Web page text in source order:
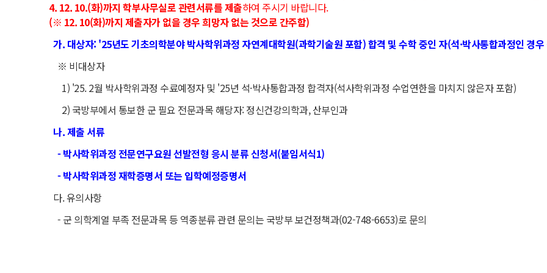
4. 12. 10.(화)까지 학부사무실로 관련서류를 제출하여 주시기 바랍니다.
(※ 12. 10(화)까지 제출자가 없을 경우 희망자 없는 것으로 간주함)
가. 대상자: '25년도 기초의학분야 박사학위과정 자연계대학원(과학기술원 포함) 합격 및 수학 중인 자(석·박사통합과정인 경
※ 비대상자
1) '25. 2월 박사학위과정 수료예정자 및 '25년 석·박사통합과정 합격자(석사학위과정 수업연한을 마치지 않은자 포함)
2) 국방부에서 통보한 군 필요 전문과목 해당자: 정신건강의학과, 산부인과
나. 제출 서류
- 박사학위과정 전문연구요원 선발전형 응시 분류 신청서(붙임서식1)
- 박사학위과정 재학증명서 또는 입학예정증명서
다. 유의사항
- 군 의학계열 부족 전문과목 등 역종분류 관련 문의는 국방부 보건정책과(02-748-6653)로 문의